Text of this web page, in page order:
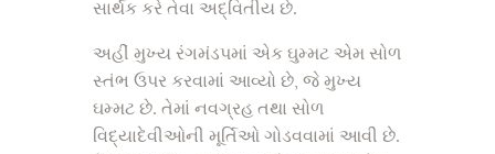
સાર્થક કરે તેવા અદ્વિતીય છે.
અહીં મુખ્ય રંગમંડપમાં એક ઘુમ્મટ એમ સોળ
સ્તંભ ઉપર કરવામાં આવ્યો છે, જે મુખ્ય
ઘમ્મટ છે. તેમાં નવગ્રહ તથા સોળ
વિદ્યાદેવીઓની મૂર્તિઓ ગોડવવામાં આવી છે.